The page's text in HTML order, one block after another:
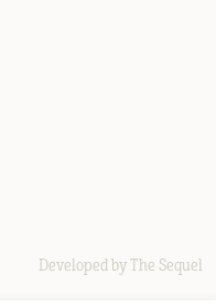
Developed byThe Sequel